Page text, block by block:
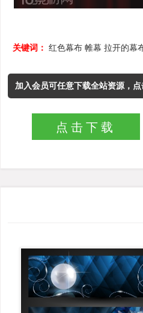
关键词： 红色幕布 帷幕 拉开的幕
加入会员可任意下载全站资源，
点击下载